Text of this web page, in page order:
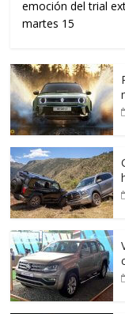
emoción del trial
martes 15